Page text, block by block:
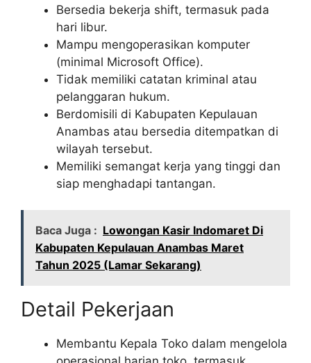
Bersedia bekerja shift, termasuk pada
hari libur.
Mampu mengoperasikan komputer
(minimal Microsoft Office).
Tidak memiliki catatan kriminal atau
pelanggaran hukum.
Berdomisili di Kabupaten Kepulauan
Anambas atau bersedia ditempatkan di
wilayah tersebut.
Memiliki semangat kerja yang tinggi dan
siap menghadapi tantangan.
Baca Juga : Lowongan Kasir Indomaret Di
Kabupaten Kepulauan Anambas Maret
Tahun 2025 (Lamar Sekarang)
Detail Pekerjaan
Membantu Kepala Toko dalam mengelola